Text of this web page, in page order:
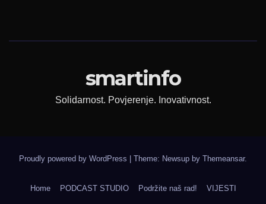
smartinfo
Solidarnost. Povjerenje. Inovativnost.
Proudly powered by WordPress Theme: Newsup by Themeansar.
Home PODCAST STUDIO Podržite naš rad! VIJESTI